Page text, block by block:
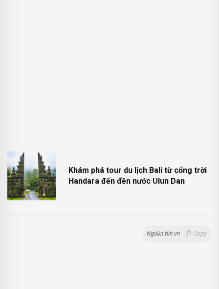
Khám phá tour du lịch Bali từ cổng trời
Handara đến đền nước Ulun Dan
Nguồn tiin.vn Copy